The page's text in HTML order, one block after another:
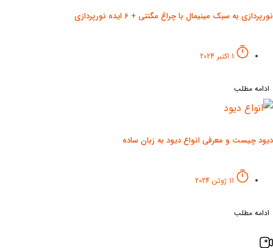
نورپردازی به سبک مینیمال با چراغ مگنتی + 6 ایده نورپردازی
1 اکتبر 2024
ادامه مطلب
دیود چیست و معرفی انواع دیود به زبان ساده
11 ژوئن 2024
ادامه مطلب